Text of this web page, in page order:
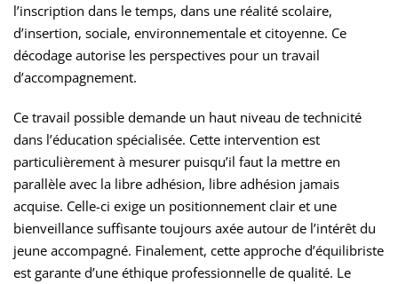
l’inscription dans le temps, dans une réalité scolaire,
d’insertion, sociale, environnementale et citoyenne. Ce
décodage autorise les perspectives pour un travail
d’accompagnement.
Ce travail possible demande un haut niveau de technicité
dans l’éducation spécialisée. Cette intervention est
particulièrement à mesurer puisqu’il faut la mettre en
parallèle avec la libre adhésion, libre adhésion jamais
acquise. Celle-ci exige un positionnement clair et une
bienveillance suffisante toujours axée autour de l’intérêt du
jeune accompagné. Finalement, cette approche d’équilibriste
est garante d’une éthique professionnelle de qualité. Le